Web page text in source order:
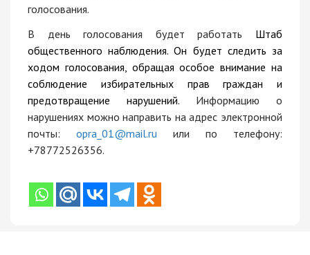
голосования.
В день голосования будет работать Штаб
общественного наблюдения. Он будет следить за
ходом голосования, обращая особое внимание на
соблюдение избирательных прав граждан и
предотвращение нарушений. Информацию о
нарушениях можно направить на адрес электронной
почты: opra_01@mail.ru или по телефону:
+78772526356.